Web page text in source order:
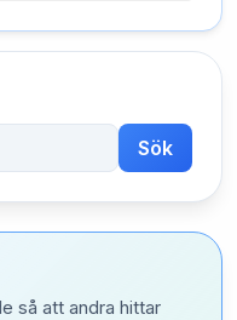
Sök
så att andra hittar